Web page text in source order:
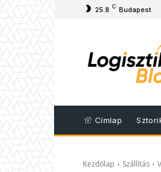
25.8 C Budapest
Címlap
Kezdőlap Szállítás